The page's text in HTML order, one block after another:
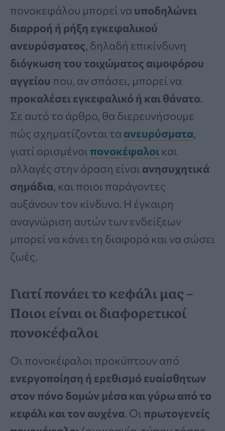
πονοκεφάλου μπορεί να υποδηλώνει
διαρροή ή ρήξη εγκεφαλικού
ανευρύσματος, δηλαδή επικίνδυνη
διόγκωση του τοιχώματος αιμοφόρου
αγγείου που, αν σπάσει, μπορεί να
προκαλέσει εγκεφαλικό ή και θάνατο.
Σε αυτό το άρθρο, θα διερευνήσουμε
πώς σχηματίζονται τα ανευρύσματα,
γιατί ορισμένοι πονοκέφαλοι και
αλλαγές στην όραση είναι ανησυχητικά
σημάδια, και ποιοι παράγοντες
αυξάνουν τον κίνδυνο. Η έγκαιρη
αναγνώριση αυτών των ενδείξεων
μπορεί να κάνει τη διαφορά και να σώσει
ζωές.
Γιατί πονάει το κεφάλι μας –
Ποιοι είναι οι διαφορετικοί
πονοκέφαλοι
Οι πονοκέφαλοι προκύπτουν από
ενεργοποίηση ή ερεθισμό ευαίσθητων
στον πόνο δομών μέσα και γύρω από το
κεφάλι και τον αυχένα. Οι πρωτογενείς